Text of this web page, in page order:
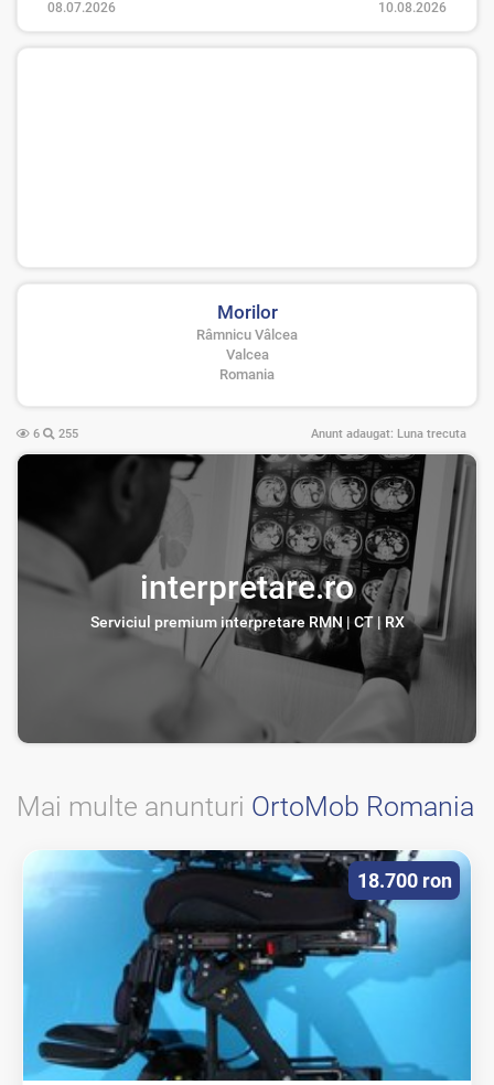
08.07.2026
10.08.2026
Morilor
Râmnicu Vâlcea
Valcea
Romania
6 255 Anunt adaugat: Luna trecuta
interpretare.ro
Serviciul premium interpretare RMN | CT | RX
Mai multe anunturi OrtoMob Romania
18.700 ron